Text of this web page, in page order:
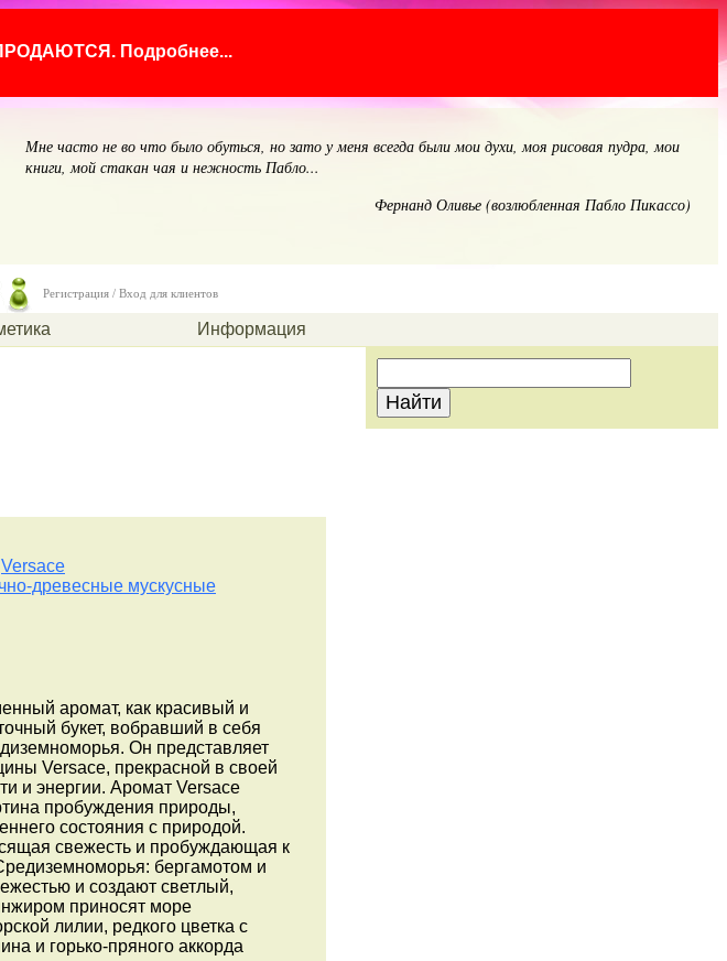
ПРОДАЮТСЯ. Подробнее...
Мне часто не во что было обуться, но зато у меня всегда были мои духи, моя рисовая пудра, мои
книги, мой стакан чая и нежность Пабло...
Фернанд Оливье (возлюбленная Пабло Пикассо)
Регистрация / Вход для клиентов
Информация
Versace
древесные мускусные
аромат, как красивый и
букет, вобравший в себя
Он представляет
Versace, прекрасной в своей
и энергии. Аромат Versace
пробуждения природы,
состояния с природой.
свежесть и пробуждающая к
бергамотом и
и создают светлый,
приносят море
лилии, редкого цветка с
и горько-пряного аккорда